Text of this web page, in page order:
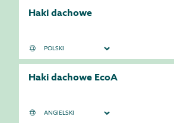
Haki dachowe
Haki dachowe EcoA